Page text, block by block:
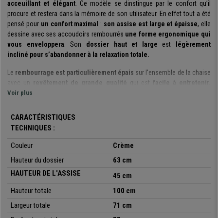
acceuillant et élégant. Ce modèle se dinstingue par le confort qu’il
procure et restera dans la mémoire de son utilisateur. En effet tout a été
pensé pour un confort maximal : son assise est large et épaisse, elle
dessine avec ses accoudoirs rembourrés une forme ergonomique qui
vous enveloppera. Son dossier haut et large est légèrement
incliné pour s’abandonner à la relaxation totale.
Le rembourrage est particulièrement épais sur l'ensemble de la chaise
revêtement de grande qualité qui est
facile à entretenir.
C’est un autre point fort pour une
coque ergonomique est étudiée pour
jusqu’á la nuque
Cette chaise combine le design moderne scandinave et l’élégance
tapissée en tissu de grande qualitéet les boutons apparents sur le
dossier évoquentles fauteuils du style classique Chesterfield.
librement celui qui correspond le mieux à votre espace. Avec son
piétement en hêtre massif,
cette chaise y trônera avec prestance.
Voir plus
CARACTÉRISTIQUES
TECHNIQUES :
Couleur
Crème
Hauteur du dossier
63 cm
HAUTEUR DE L'ASSISE
45 cm
Hauteur totale
100 cm
Largeur totale
71 cm